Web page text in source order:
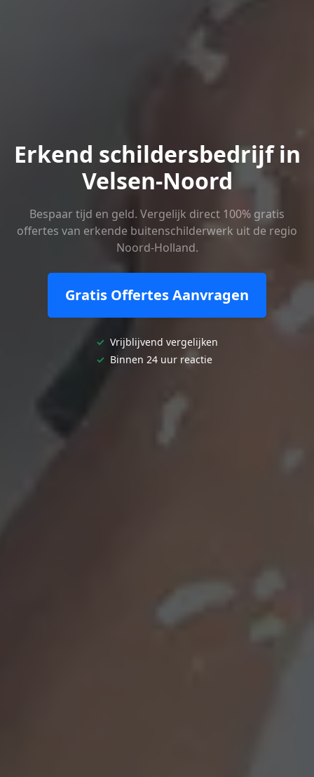
Erkend schildersbedrijf in
Velsen-Noord
Bespaar tijd en geld. Vergelijk direct 100% gratis
offertes van erkende buitenschilderwerk uit de regio
Noord-Holland.
Gratis Offertes Aanvragen
✓ Vrijblijvend vergelijken
✓ Binnen 24 uur reactie